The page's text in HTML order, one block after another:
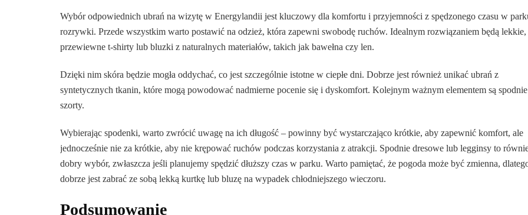
Wybór odpowiednich ubrań na wizytę w Energylandii jest kluczowy dla komfortu i przyjemności z spędzonego czasu w
rozrywki. Przede wszystkim warto postawić na odzież, która zapewni swobodę ruchów. Idealnym rozwiązaniem będą lekkie,
przewiewne t-shirty lub bluzki z naturalnych materiałów, takich jak bawełna czy len.
Dzięki nim skóra będzie mogła oddychać, co jest szczególnie istotne w ciepłe dni. Dobrze jest również unikać ubrań z
syntetycznych tkanin, które mogą powodować nadmierne pocenie się i dyskomfort. Kolejnym ważnym elementem są
szorty.
Wybierając spodenki, warto zwrócić uwagę na ich długość – powinny być wystarczająco krótkie, aby zapewnić komfort, ale
jednocześnie nie za krótkie, aby nie krępować ruchów podczas korzystania z atrakcji. Spodnie dresowe lub legginsy to
dobry wybór, zwłaszcza jeśli planujemy spędzić dłuższy czas w parku. Warto pamiętać, że pogoda może być zmienna,
dobrze jest zabrać ze sobą lekką kurtkę lub bluzę na wypadek chłodniejszego wieczoru.
Podsumowanie